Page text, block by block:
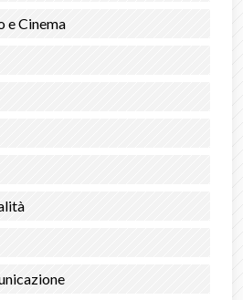
e Cinema